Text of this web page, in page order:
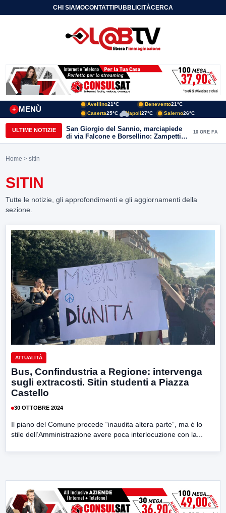
CHI SIAMOCONTATTIPUBBLICITÀCERCA
MENÙ
+
Avellino21°C Benevento21°C
Caserta25°C Napoli27°C Salerno26°C
ULTIME NOTIZIE
San Giorgio del Sannio, marciapiede
di via Falcone e Borsellino: Zampetti e
Lombardi replicano alle polemiche
10 ORE FA
Home > sitin
SITIN
Tutte le notizie, gli approfondimenti e gli aggiornamenti della
sezione.
ATTUALITÀ
Bus, Confindustria a Regione: intervenga
sugli extracosti. Sitin studenti a Piazza
Castello
30 OTTOBRE 2024
Il piano del Comune procede “inaudita altera parte”, ma è lo
stile dell’Amministrazione avere poca interlocuzione con la...